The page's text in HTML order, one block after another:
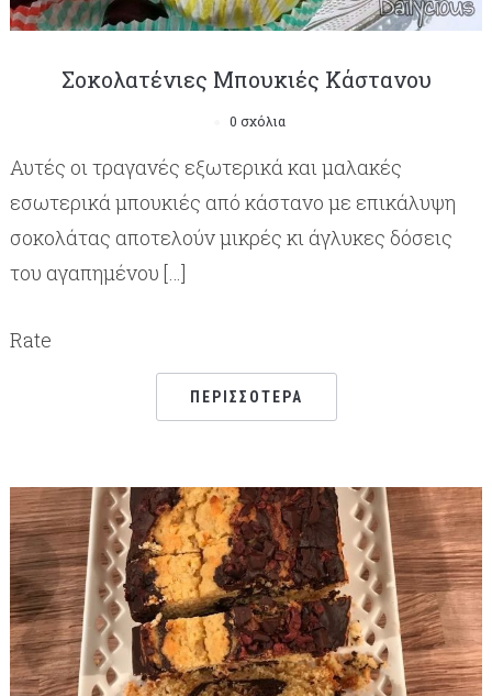
Σοκολατένιες Μπουκιές Κάστανου
0 σχόλια
Αυτές οι τραγανές εξωτερικά και μαλακές
εσωτερικά μπουκιές από κάστανο με επικάλυψη
σοκολάτας αποτελούν μικρές κι άγλυκες δόσεις
του αγαπημένου […]
Rate
ΠΕΡΙΣΣΌΤΕΡΑ